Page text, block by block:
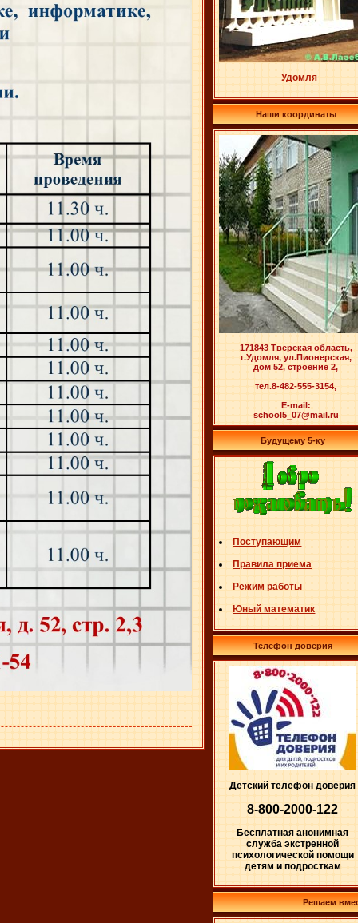
Удомля
Наши координаты
171843 Тверская область,
г.Удомля, ул.Пионерская,
дом 52, строение 2,
тел.8-482-555-3154,
E-mail:
school5_07@mail.ru
Будущему 5-ку
Поступающим
Правила приема
Режим работы
Юный математик
Телефон доверия
Детский телефон доверия
8-800-2000-122
Бесплатная анонимная
служба экстренной
психологической помощи
детям и подросткам
Решаем